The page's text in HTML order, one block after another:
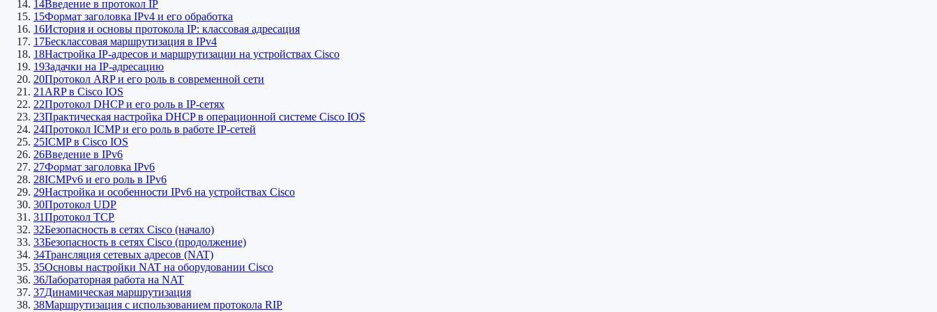
14Введение в протокол IP
15Формат заголовка IPv4 и его обработка
16История и основы протокола IP: классовая адресация
17Бесклассовая маршрутизация в IPv4
18Настройка IP-адресов и маршрутизации на устройствах Cisco
19Задачки на IP-адресацию
20Протокол ARP и его роль в современной сети
21 ARP в Cisco IOS
22Протокол DHCP и его роль в IP-сетях
23Практическая настройка DHCP в операционной системе Cisco IOS
24Протокол ICMP и его роль в работе IP-сетей
25ICMP в Cisco IOS
26Введение в IPv6
27Формат заголовка IPv6
28ICMPv6 и его роль в IPv6
29Настройка и особенности IPv6 на устройствах Cisco
30Протокол UDP
31Протокол TCP
32Безопасность в сетях Cisco (начало)
33Безопасность в сетях Cisco (продолжение)
34Трансляция сетевых адресов (NAT)
35Основы настройки NAT на оборудовании Cisco
36Лабораторная работа на NAT
37Динамическая маршрутизация
38Маршрутизация с использованием протокола RIP